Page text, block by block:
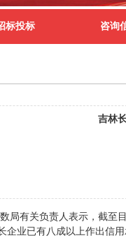
标投标 咨询
吉林
局有关负责人表示，截至
企业已有八成以上作出信